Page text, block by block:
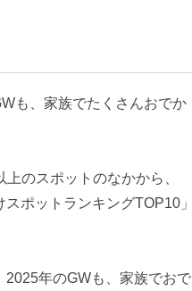
も、家族でたくさんおでか
のスポットのなかから、
ポットランキングTOP10」
年のGWも、家族でおで